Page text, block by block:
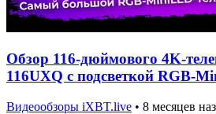
Обзор 116-дюймового 4K-
116UXQ с подсветкой RGB-
Видеообзоры iXBT.live • 8 месяцев